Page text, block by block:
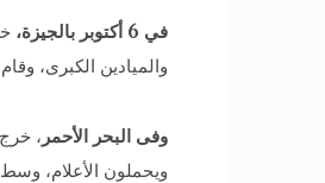
في 6 أكتوبر بالجيزة،
والميادين الكبرى،
وفى البحر الأحمر ،
ويحملون الأعلام،